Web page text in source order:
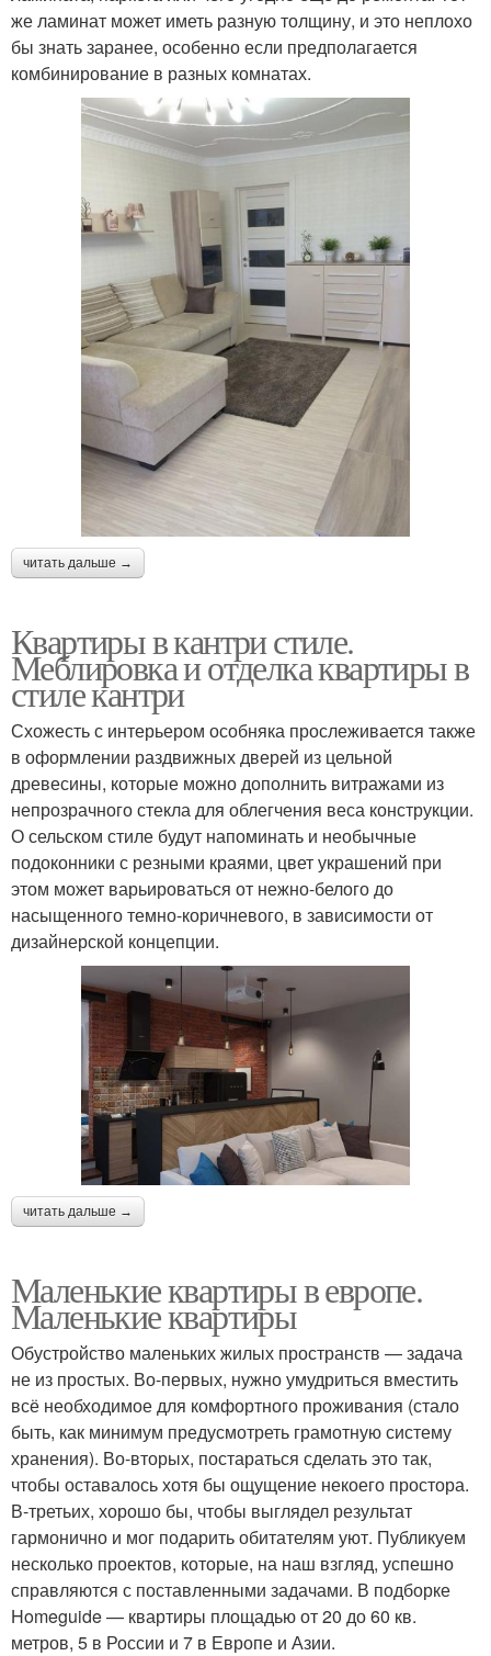
же ламинат может иметь разную толщину, и это неплохо
бы знать заранее, особенно если предполагается
комбинирование в разных комнатах.
читать дальше →
Квартиры в кантри стиле.
Меблировка и отделка квартиры в
стиле кантри
Схожесть с интерьером особняка прослеживается также
в оформлении раздвижных дверей из цельной
древесины, которые можно дополнить витражами из
непрозрачного стекла для облегчения веса конструкции.
О сельском стиле будут напоминать и необычные
подоконники с резными краями, цвет украшений при
этом может варьироваться от нежно-белого до
насыщенного темно-коричневого, в зависимости от
дизайнерской концепции.
читать дальше →
Маленькие квартиры в европе.
Маленькие квартиры
Обустройство маленьких жилых пространств — задача
не из простых. Во-первых, нужно умудриться вместить
всё необходимое для комфортного проживания (стало
быть, как минимум предусмотреть грамотную систему
хранения). Во-вторых, постараться сделать это так,
чтобы оставалось хотя бы ощущение некоего простора.
В-третьих, хорошо бы, чтобы выглядел результат
гармонично и мог подарить обитателям уют. Публикуем
несколько проектов, которые, на наш взгляд, успешно
справляются с поставленными задачами. В подборке
Homeguide — квартиры площадью от 20 до 60 кв.
метров, 5 в России и 7 в Европе и Азии.